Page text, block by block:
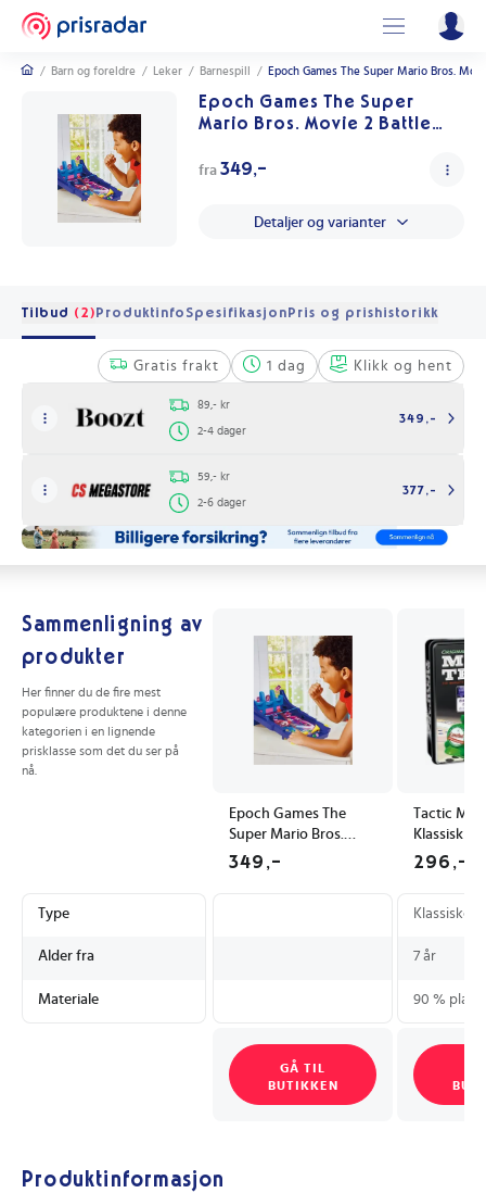
/ Barn og foreldre / Leker / Barnespill / Epoch Games The Super Mario Bros.
Epoch Games The Super
Mario Bros. Movie 2 Battle
Size
fra 349,-
Detaljer og varianter
Tilbud (2)Produktinfo SpesifikasjonPris og prishistorikk
Gratis frakt 1 dag Klikk og hent
89,- kr
2-4 dager
349,-
59,- kr
2-6 dager
377,-
Sammenligning av
produkter
Her finner du de fire mest
populære produktene i denne
kategorien i en lignende
prisklasse som det du ser på
nå.
Epoch Games The
Super Mario Bros.
Movie 2 Battle Pinball
Multi/Patterned One
349,-
Tactic
Klassisk
Spillere
296,-
Type Klassiske
Alder fra 7 år
Materiale 90 % plast,
GÅ TIL
BUTIKKEN
Produktinformasjon